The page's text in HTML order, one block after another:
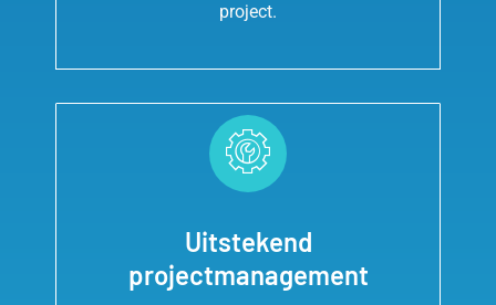
project.
Uitstekend
projectmanagement